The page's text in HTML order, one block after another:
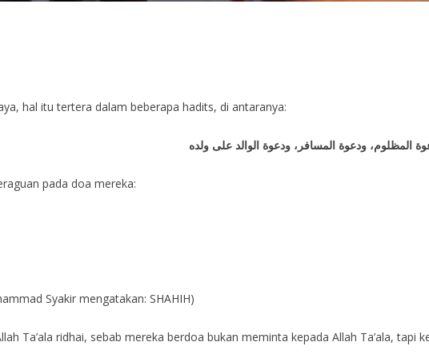
hal itu tertera dalam beberapa hadits, di antaranya:
pada doa mereka:
Syakir mengatakan: SHAHIH)
Ta’ala ridhai, sebab mereka berdoa bukan meminta kepada Allah Ta’ala, tapi